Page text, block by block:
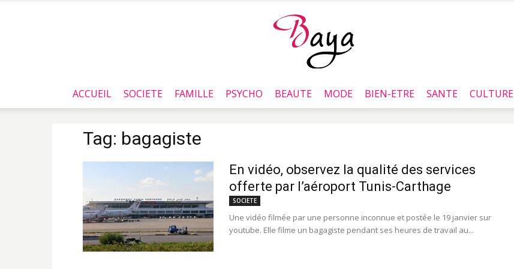
Baya.tn
ACCUEIL SOCIETE FAMILLE PSYCHO BEAUTE MODE BIEN-ETRE SANTE CULTURE
Tag: bagagiste
En vidéo, observez la qualité des services
offerte par l’aéroport Tunis-Carthage
SOCIETE
Une vidéo filmée par une personne inconnue et postée le 19 janvier sur
youtube. Elle filme un bagagiste pendant ses heures de travail au...